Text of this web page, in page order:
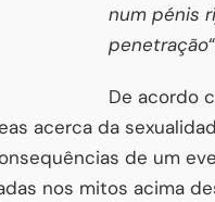
num pénis
penetração
De acordo
acerca da
de um
nos mitos acima